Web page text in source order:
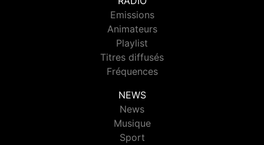
Emissions
Animateurs
Playlist
Titres diffusés
Fréquences
NEWS
News
Musique
Sport